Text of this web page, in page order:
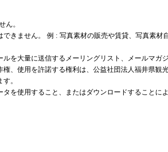
ん。
きません。 例 : 写真素材の販売や賃貸、写真素
を大量に送信するメーリングリスト、メールマガ
、使用を許諾する権利は、公益社団法人福井県
。
を使用すること、またはダウンロードすることに